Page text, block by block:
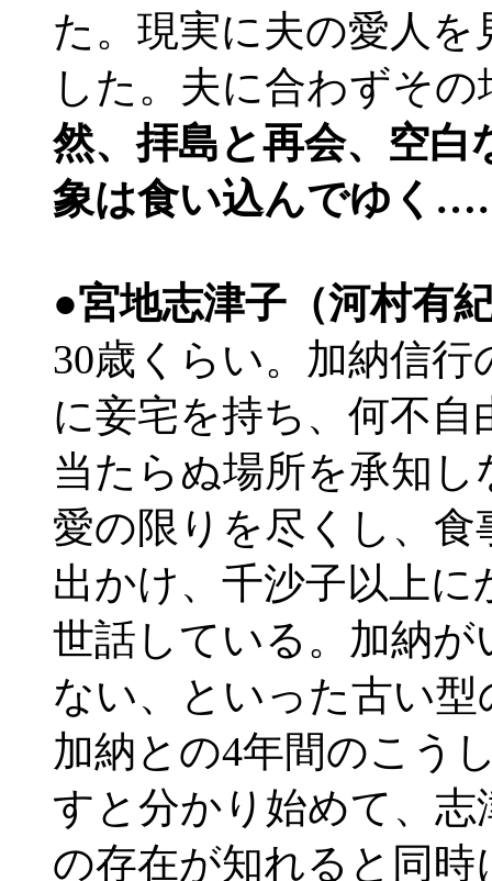
た。現実に夫の愛人
した。夫に合わずそ
然、拝島と再会、空白
象は食い込んでゆく
●宮地志津子（河村有
30歳くらい。加納信
に妾宅を持ち、何不
当たらぬ場所を承知
愛の限りを尽くし、
出かけ、千沙子以上
世話している。加納
ない、といった古い型
加納との4年間のこう
すと分かり始めて、
の存在が知れると同